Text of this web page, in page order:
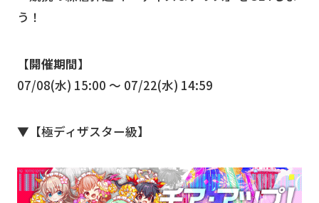
う！
【開催期間】
07/08(水) 15:00 〜 07/22(水) 14:59
▼【極ディザスター級】